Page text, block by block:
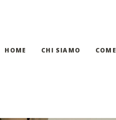
HOME CHI SIAMO